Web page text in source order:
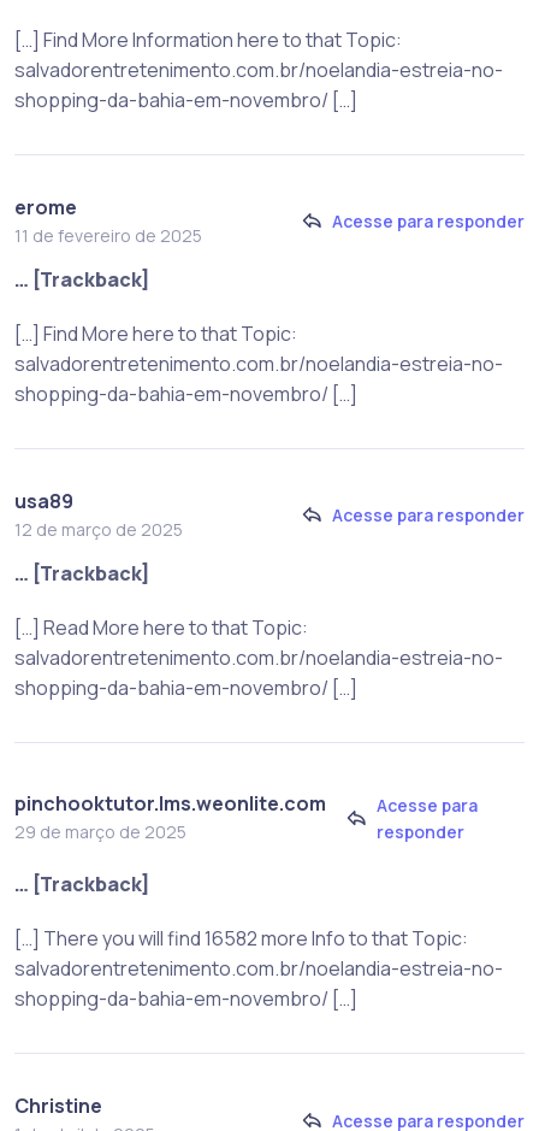
[…] Find More Information here to that Topic:
salvadorentretenimento.com.br/noelandia-estreia-no-
shopping-da-bahia-em-novembro/ […]
erome
11 de fevereiro de 2025
Acesse para responder
… [Trackback]
[…] Find More here to that Topic:
salvadorentretenimento.com.br/noelandia-estreia-no-
shopping-da-bahia-em-novembro/ […]
usa89
12 de março de 2025
Acesse para responder
… [Trackback]
[…] Read More here to that Topic:
salvadorentretenimento.com.br/noelandia-estreia-no-
shopping-da-bahia-em-novembro/ […]
pinchooktutor.lms.weonlite.com
29 de março de 2025
Acesse para
responder
… [Trackback]
[…] There you will find 16582 more Info to that Topic:
salvadorentretenimento.com.br/noelandia-estreia-no-
shopping-da-bahia-em-novembro/ […]
Christine
Acesse para responder